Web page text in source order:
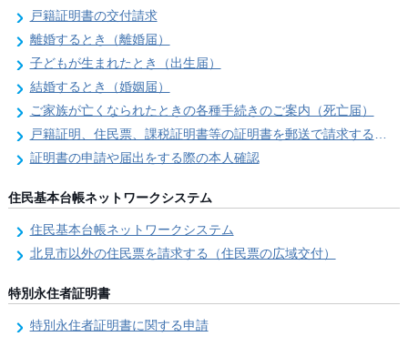
戸籍証明書の交付請求
離婚するとき（離婚届）
子どもが生まれたとき（出生届）
結婚するとき（婚姻届）
ご家族が亡くなられたときの各種手続きのご案内（死亡届）
戸籍証明、住民票、課税証明書等の証明書を郵送で請求する際の本人確認
証明書の申請や届出をする際の本人確認
住民基本台帳ネットワークシステム
住民基本台帳ネットワークシステム
北見市以外の住民票を請求する（住民票の広域交付）
特別永住者証明書
特別永住者証明書に関する申請